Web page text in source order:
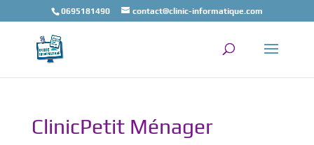
0695181490 contact@clinic-informatique.com
ClinicPetit Ménager